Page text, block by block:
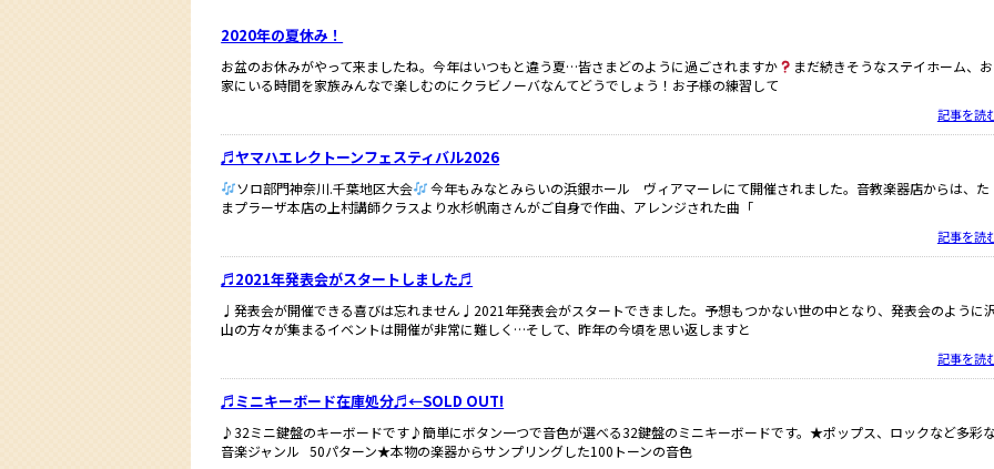
2020年の夏休み！
お盆のお休みがやって来ましたね。今年はいつもと違う夏…皆さまどのように過ごされますか
まだ続きそうなステイホーム、お
家にいる時間を家族みんなで楽しむのにクラビノーバなんてどうでしょう！お子様の練習して
記事を読
♬ヤマハエレクトーンフェスティバル2026
ソロ部門神奈川.千葉地区大会
今年もみなとみらいの浜銀ホール ヴィアマーレにて開催されました。音教楽器店からは、た
まプラーザ本店の上村講師クラスより水杉帆南さんがご自身で作曲、アレンジされた曲「
記事を読
♬2021年発表会がスタートしました♬
♩発表会が開催できる喜びは忘れません♩2021年発表会がスタートできました。予想もつかない世の中となり、発表会のように
山の方々が集まるイベントは開催が非常に難しく…そして、昨年の今頃を思い返しますと
記事を読
♬ミニキーボード在庫処分♬←SOLD OUT!
♪32ミニ鍵盤のキーボードです♪簡単にボタン一つで音色が選べる32鍵盤のミニキーボードです。★ポップス、ロックなど多彩
音楽ジャンル 50パターン★本物の楽器からサンプリングした100トーンの音色